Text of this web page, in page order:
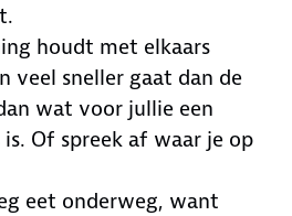
houdt met elkaars
veel sneller gaat dan de
wat voor jullie een
Of spreek af waar je op
eet onderweg, want